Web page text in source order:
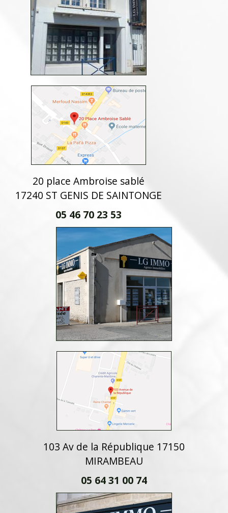
20 place Ambroise sablé
17240 ST GENIS DE SAINTONGE
05 46 70 23 53
103 Av de la République 17150
MIRAMBEAU
05 64 31 00 74